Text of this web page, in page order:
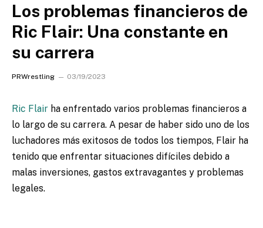
Los problemas financieros de
Ric Flair: Una constante en
su carrera
PRWrestling 03/19/2023
Ric Flair ha enfrentado varios problemas financieros a
lo largo de su carrera. A pesar de haber sido uno de los
luchadores más exitosos de todos los tiempos, Flair ha
tenido que enfrentar situaciones difíciles debido a
malas inversiones, gastos extravagantes y problemas
legales.